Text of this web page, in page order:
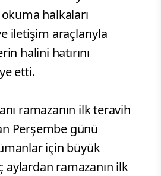
okuma halkaları
iletişim araçlarıyla
halini hatırını
etti.
ramazanın ilk teravih
Perşembe günü
için büyük
aylardan ramazanın ilk